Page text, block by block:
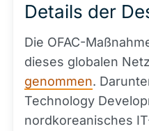
Details der
Die OFAC-
dieses globalen
genommen.
Technology
nordkoreanisches